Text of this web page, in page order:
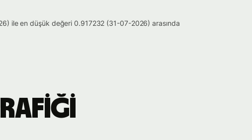
ile en düşük değeri 0.917232 (31-07-2026) arasında